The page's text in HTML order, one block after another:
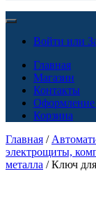
Войти или
Главная
Магазин
Контакты
Оформление
Корзина
Главная /
электрощиты,
металла / Ключ